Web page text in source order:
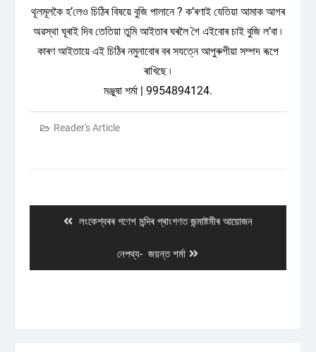
থূলমূলকৈ হ’লেও চিঠিৰ বিষয়ে বুজি পালানে ? ক’ৰণাই যেতিয়া আমাক আগৰ
অৱস্থা ঘূৰাই দিব তেতিয়া তুমি আইতাৰ ঘৰলৈ গৈ এইবোৰ চাই বুজি ল’বা ৷
কাৰণ আইতায়ে এই চিঠিৰ নমুনাবোৰ বৰ সযত্নে আপুৰুগীয়া সম্পদ ৰূপে
ৰাখিছে ৷
মঞ্জুষা শৰ্মা | 9954894124.
Reader's Article
Previous
লংকেশ্বৰৰ গণেশ মন্দিৰ প্ৰাংগণত জন্মাষ্টমীৰ আয়োজন
Next
post:
নেপথ্য- জয়ন্ত শৰ্মা